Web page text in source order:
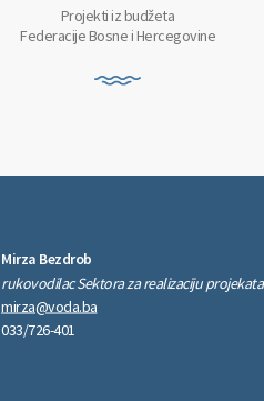
Projekti iz budžeta
Federacije Bosne i Hercegovine
Mirza Bezdrob
rukovodilac Sektora za realizaciju projekata
mirza@voda.ba
033/726-401